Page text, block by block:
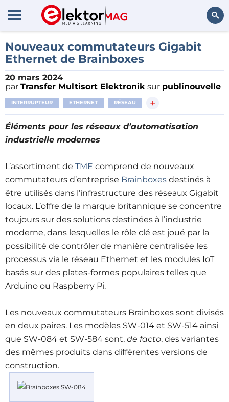
Rechercher
Nouveaux commutateurs Gigabit
Ethernet de Brainboxes
20 mars 2024
par Transfer Multisort Elektronik sur publinouvelle
INTERRUPTEUR ETHERNET RÉSEAU +
Éléments pour les réseaux d’automatisation
industrielle modernes
L’assortiment de TME comprend de nouveaux
commutateurs d’entreprise Brainboxes destinés à
être utilisés dans l’infrastructure des réseaux Gigabit
locaux. L’offre de la marque britannique se concentre
toujours sur des solutions destinées à l’industrie
moderne, dans lesquelles le rôle clé est joué par la
possibilité de contrôler de manière centralisée les
processus via le réseau Ethernet et les modules IoT
basés sur des plates-formes populaires telles que
Arduino ou Raspberry Pi.
Les nouveaux commutateurs Brainboxes sont divisés
en deux paires. Les modèles SW-014 et SW-514 ainsi
que SW-084 et SW-584 sont, de facto, des variantes
des mêmes produits dans différentes versions de
construction.